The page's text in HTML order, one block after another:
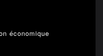
économique